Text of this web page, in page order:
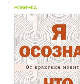
НОВИНКА